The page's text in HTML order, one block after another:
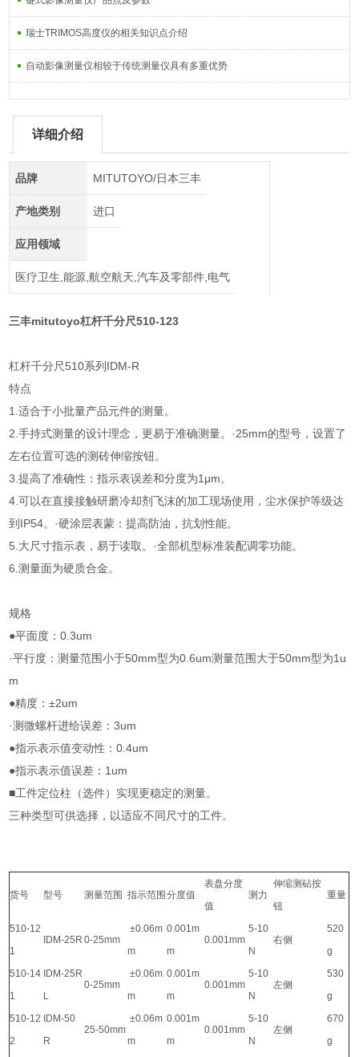
瑞士TRIMOS高度仪的相关知识点介绍
自动影像测量仪相较于传统测量仪具有多重优势
详细介绍
品牌 MITUTOYO/日本三丰
产地类别 进口
应用领域
医疗卫生,能源,航空航天,汽车及零部件,电气
三丰mitutoyo杠杆千分尺510-123
杠杆千分尺510系列IDM-R
特点
1.适合于小批量产品元件的测量。
2.手持式测量的设计理念，更易于准确测量。·25mm的型号，设置了
左右位置可选的测砖伸缩按钮。
3.提高了准确性：指示表误差和分度为1μm。
4.可以在直接接触研磨冷却剂飞沫的加工现场使用，尘水保护等级达
到IP54。·硬涂层表蒙：提高防油，抗划性能。
5.大尺寸指示表，易于读取。·全部机型标准装配调零功能。
6.测量面为硬质合金。
规格
●平面度：0.3um
·平行度：测量范围小于50mm型为0.6um测量范围大于50mm型为1u
m
●精度：±2um
·测微螺杆进给误差：3um
●指示表示值变动性：0.4um
●指示表示值误差：1um
■工件定位柱（选件）实现更稳定的测量。
三种类型可供选择，以适应不同尺寸的工件。
货号 型号 测量范围 指示范围 分度值
表盘分度
值
测力
伸缩测砧按
钮
重量
510-12
1
IDM-25R 0-25mm
±0.06m
m
0.001m
m
0.001mm
5-10
N
右侧
520
g
510-14
1
IDM-25R
L
0-25mm
±0.06m
m
0.001m
m
0.001mm
5-10
N
左侧
530
g
510-12
2
IDM-50
R
25-50mm
±0.06m
m
0.001m
m
0.001mm
5-10
N
左侧
670
g